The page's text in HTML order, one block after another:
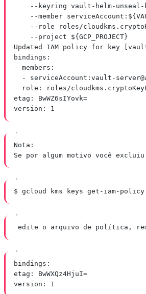
--keyring vault-helm-
--member
--role roles/
--project ${GCP_PROJECT}
Updated IAM policy for key
bindings:
- members:
- serviceAccount: vault-
role: roles/
etag: BwWZ6sIYovk=
version: 1
Nota:
Se por algum motivo você
$ gcloud kms keys get-iam-
edite o arquivo de política,
bindings:
etag: BwWXQz4HjuI=
version: 1